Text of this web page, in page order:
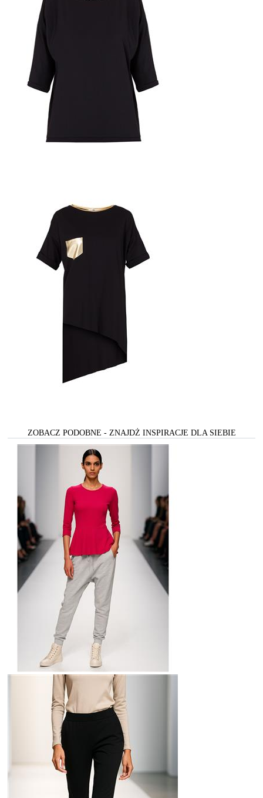
ZOBACZ PODOBNE - ZNAJDŻ INSPIRACJE DLA SIEBIE